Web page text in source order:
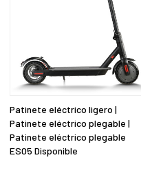
Patinete eléctrico ligero |
Patinete eléctrico plegable |
Patinete eléctrico plegable
ES05 Disponible